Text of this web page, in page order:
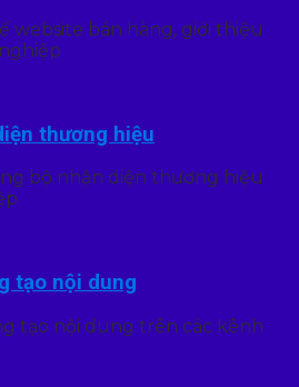
website bán hàng, giới thiệu
thương hiệu
bộ nhận diện thương hiệu
tạo nội dung
tạo nội dung trên các kênh